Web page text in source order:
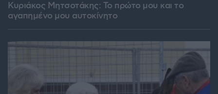
Κυριάκος Μητσοτάκης: Το πρώτο μου και το
αγαπημένο μου αυτοκίνητο